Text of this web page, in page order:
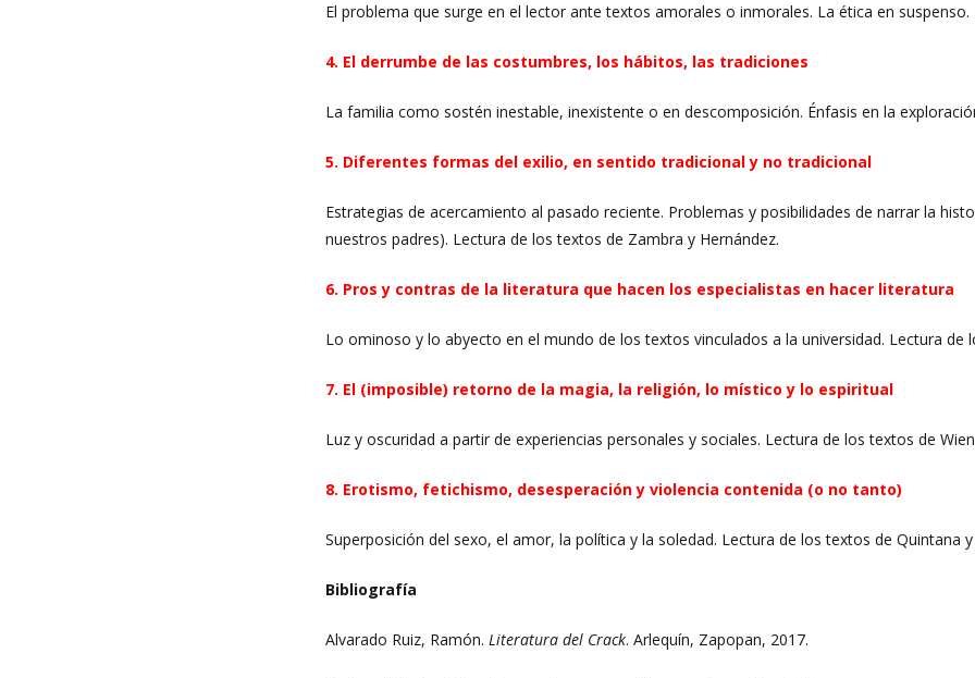
El problema que surge en el lector ante textos amorales o inmorales. La ética en
4. El derrumbe de las costumbres, los hábitos, las tradiciones
La familia como sostén inestable, inexistente o en descomposición. Énfasis en la
5. Diferentes formas del exilio, en sentido tradicional y no tradicional
Estrategias de acercamiento al pasado reciente. Problemas y posibilidades de narrar la
nuestros padres). Lectura de los textos de Zambra y Hernández.
6. Pros y contras de la literatura que hacen los especialistas en hacer literatura
Lo ominoso y lo abyecto en el mundo de los textos vinculados a la universidad. Lectura de
7. El (imposible) retorno de la magia, la religión, lo místico y lo espiritual
Luz y oscuridad a partir de experiencias personales y sociales. Lectura de los textos de
8. Erotismo, fetichismo, desesperación y violencia contenida (o no tanto)
Superposición del sexo, el amor, la política y la soledad. Lectura de los textos de Quintana
Bibliografía
Alvarado Ruiz, Ramón.Literatura del Crack. Arlequín, Zapopan, 2017.